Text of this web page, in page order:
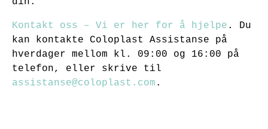
Kontakt oss – Vi er her for å hjelpe . Du
kan kontakte Coloplast Assistanse på
hverdager mellom kl. 09:00 og 16:00 på
telefon, eller skrive til
assistanse@coloplast.com .